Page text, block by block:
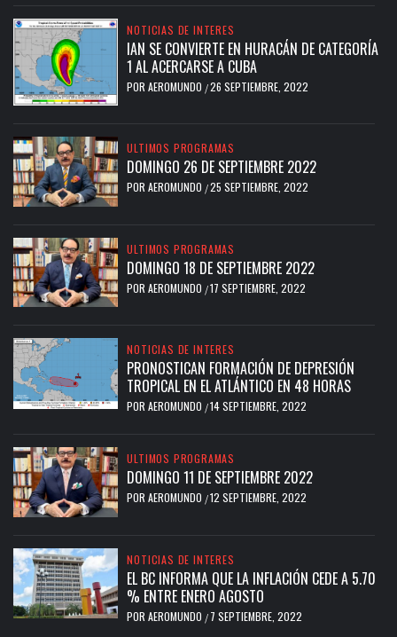
NOTICIAS DE INTERES
IAN SE CONVIERTE EN HURACÁN DE CATEGORÍA
1 AL ACERCARSE A CUBA
POR AEROMUNDO /26 SEPTIEMBRE, 2022
ULTIMOS PROGRAMAS
DOMINGO 26 DE SEPTIEMBRE 2022
POR AEROMUNDO /25 SEPTIEMBRE, 2022
ULTIMOS PROGRAMAS
DOMINGO 18 DE SEPTIEMBRE 2022
POR AEROMUNDO /17 SEPTIEMBRE, 2022
NOTICIAS DE INTERES
PRONOSTICAN FORMACIÓN DE DEPRESIÓN
TROPICAL EN EL ATLÁNTICO EN 48 HORAS
POR AEROMUNDO /14 SEPTIEMBRE, 2022
ULTIMOS PROGRAMAS
DOMINGO 11 DE SEPTIEMBRE 2022
POR AEROMUNDO /12 SEPTIEMBRE, 2022
NOTICIAS DE INTERES
EL BC INFORMA QUE LA INFLACIÓN CEDE A 5.70
% ENTRE ENERO AGOSTO
POR AEROMUNDO / 7 SEPTIEMBRE, 2022